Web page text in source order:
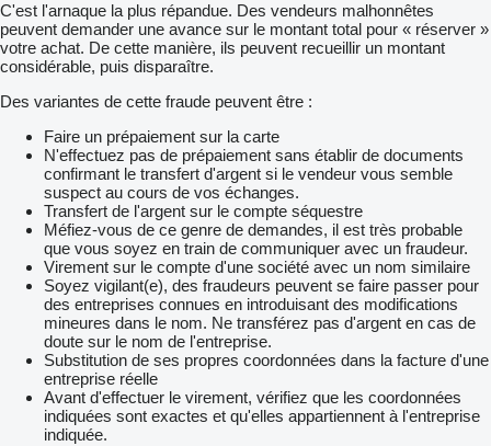
C'est l'arnaque la plus répandue. Des vendeurs malhonnêtes
peuvent demander une avance sur le montant total pour « réserver »
votre achat. De cette manière, ils peuvent recueillir un montant
considérable, puis disparaître.
Des variantes de cette fraude peuvent être :
Faire un prépaiement sur la carte
N'effectuez pas de prépaiement sans établir de documents
confirmant le transfert d'argent si le vendeur vous semble
suspect au cours de vos échanges.
Transfert de l'argent sur le compte séquestre
Méfiez-vous de ce genre de demandes, il est très probable
que vous soyez en train de communiquer avec un fraudeur.
Virement sur le compte d'une société avec un nom similaire
Soyez vigilant(e), des fraudeurs peuvent se faire passer pour
des entreprises connues en introduisant des modifications
mineures dans le nom. Ne transférez pas d'argent en cas de
doute sur le nom de l'entreprise.
Substitution de ses propres coordonnées dans la facture d'une
entreprise réelle
Avant d'effectuer le virement, vérifiez que les coordonnées
indiquées sont exactes et qu'elles appartiennent à l'entreprise
indiquée.